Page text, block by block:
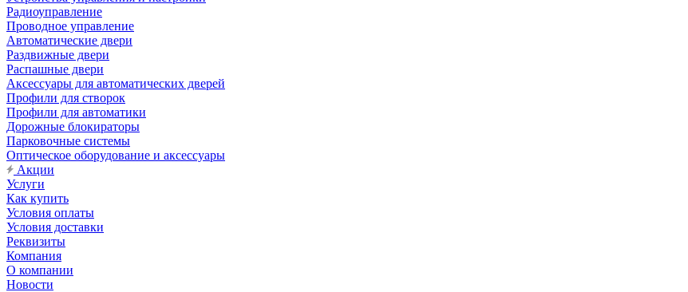
Радиоуправление
Проводное управление
Автоматические двери
Раздвижные двери
Распашные двери
Аксессуары для автоматических дверей
Профили для створок
Профили для автоматики
Дорожные блокираторы
Парковочные системы
Оптическое оборудование и аксессуары
Акции
Услуги
Как купить
Условия оплаты
Условия доставки
Реквизиты
Компания
О компании
Новости